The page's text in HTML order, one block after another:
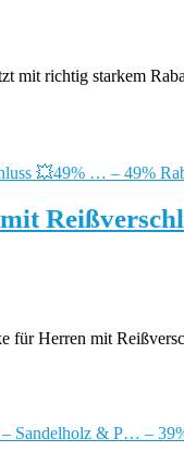
mit richtig starkem
für Herren mit